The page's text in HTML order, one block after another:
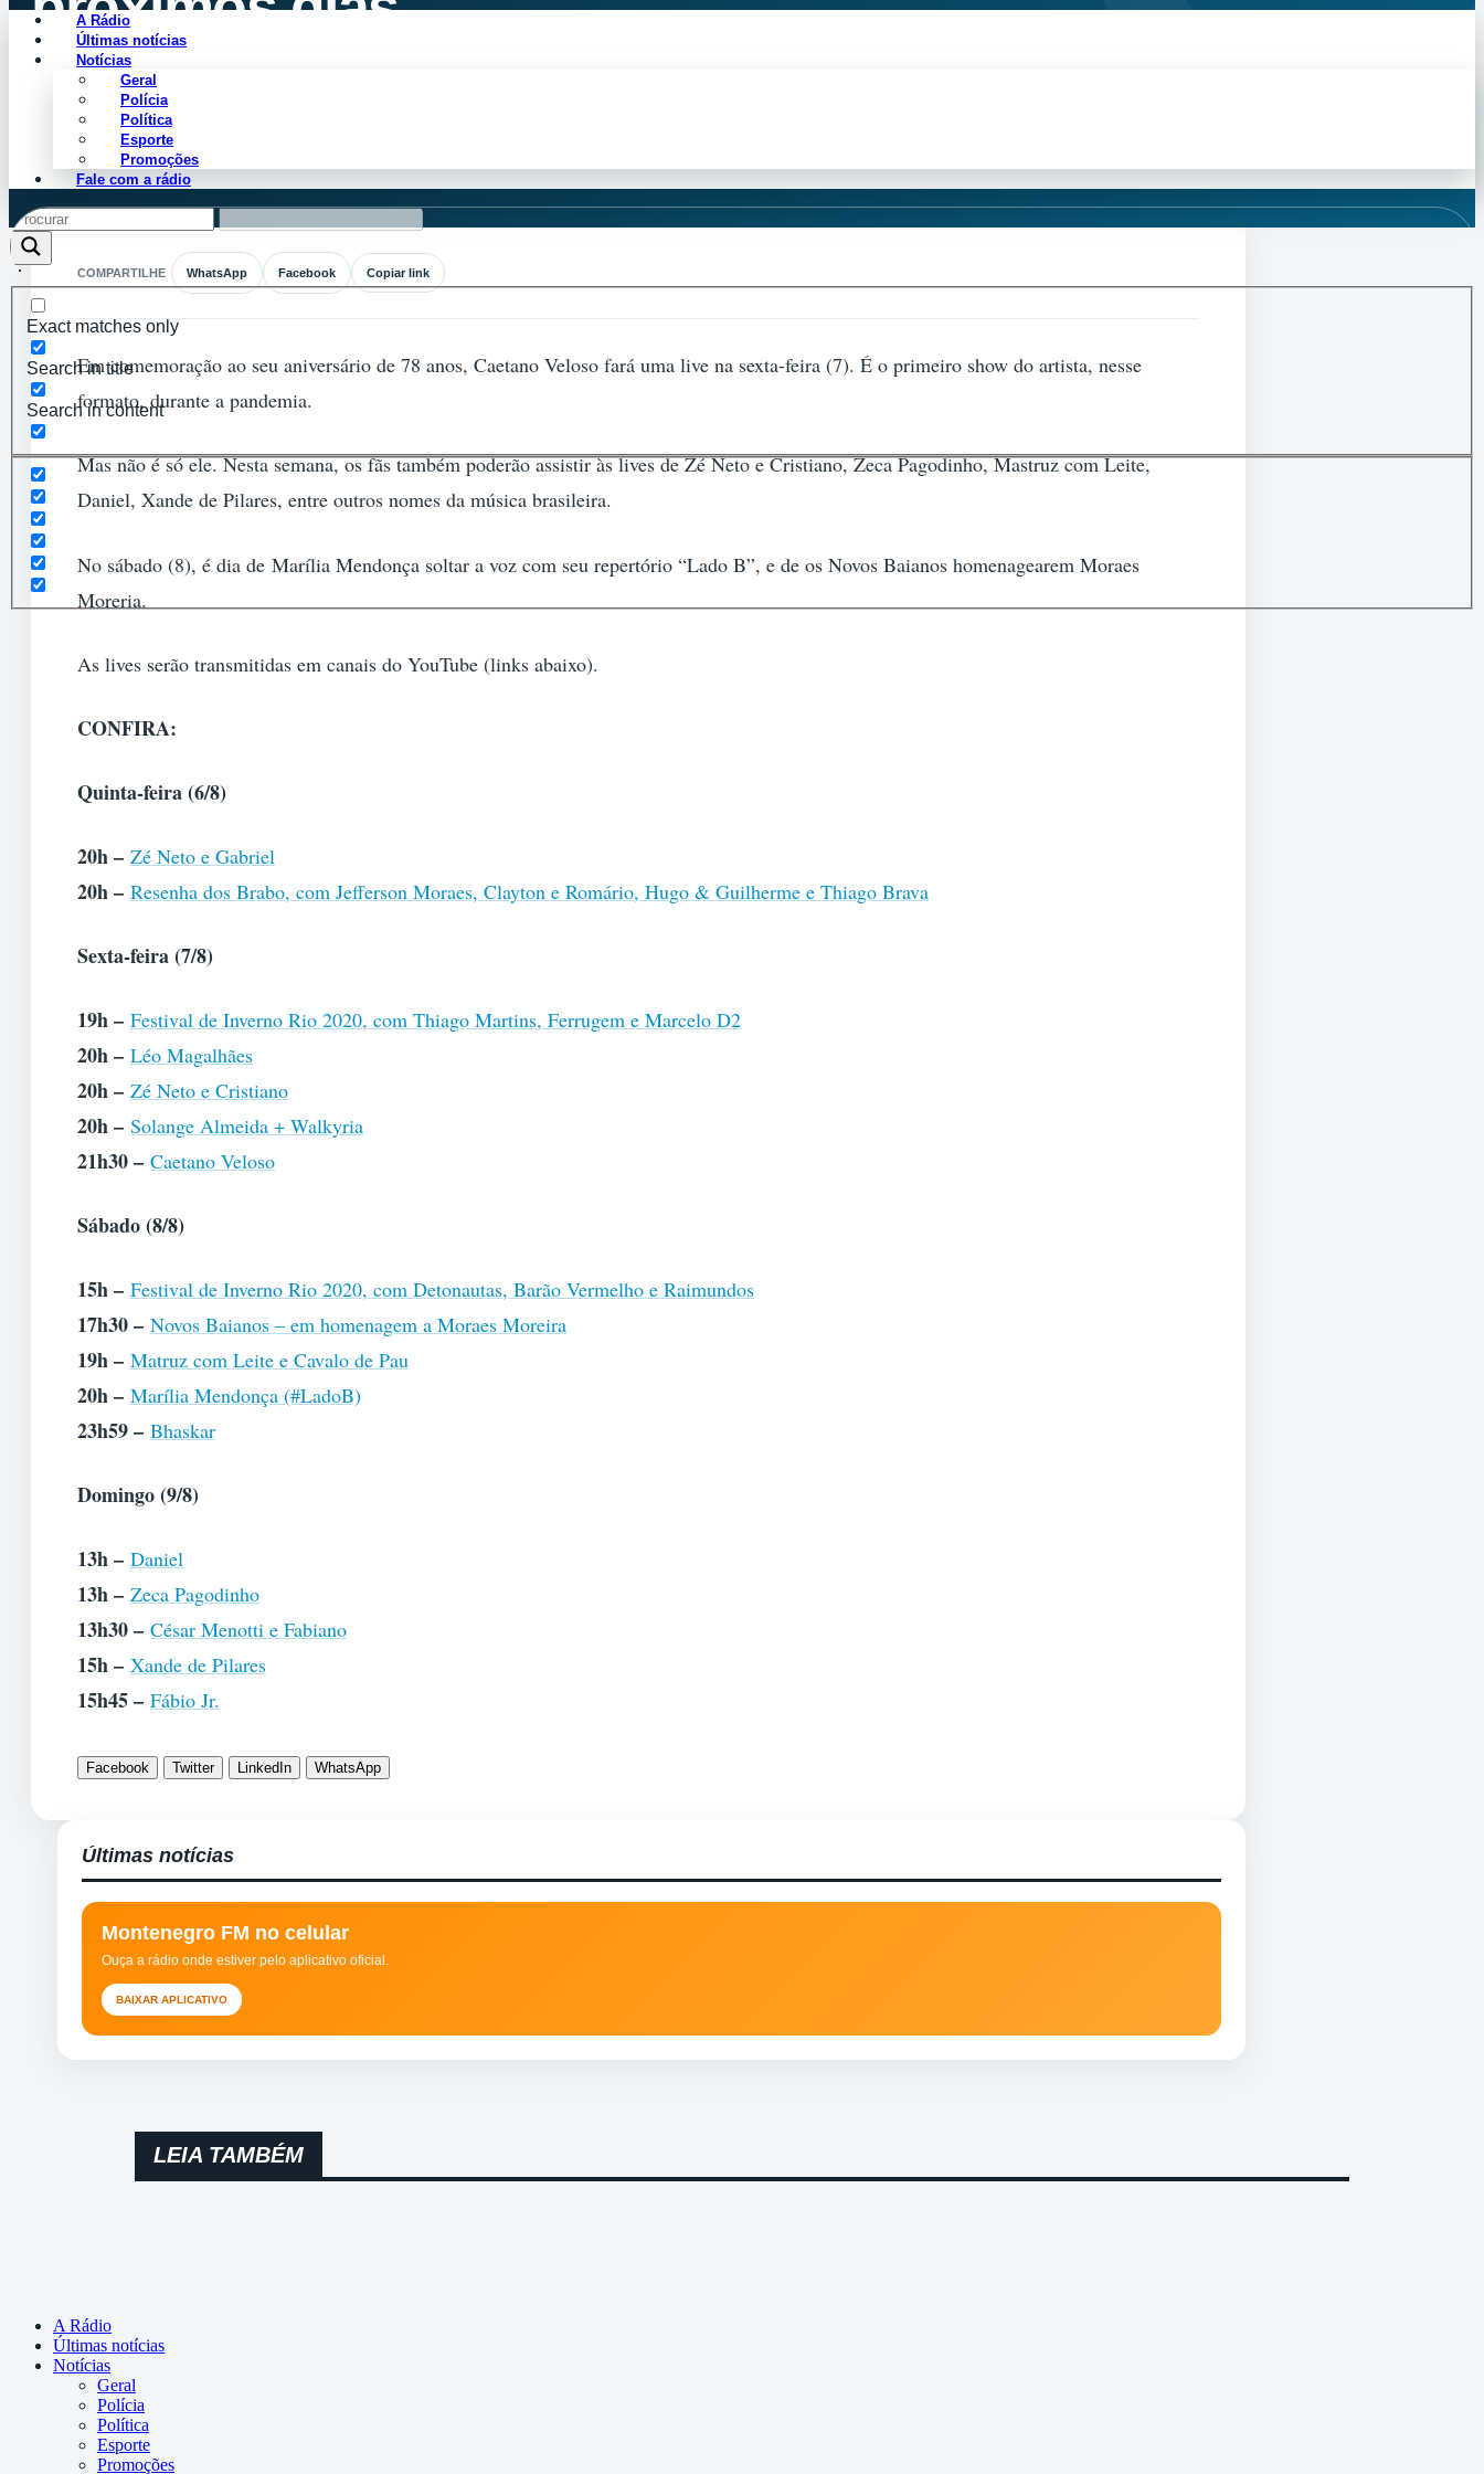
A Rádio
Últimas notícias
Notícias
Geral
Polícia
Política
Esporte
Promoções
Fale com a rádio
Exact matches only
Search in title
Search in content
Cleiton Perdiz
Agosto 6, 2020
COMPARTILHE WhatsApp Facebook Copiar link
Em comemoração ao seu aniversário de 78 anos, Caetano Veloso fará uma live na sexta-feira (7). É o primeiro show do artista, nesse
formato, durante a pandemia.
Mas não é só ele. Nesta semana, os fãs também poderão assistir às lives de Zé Neto e Cristiano, Zeca Pagodinho, Mastruz com Leite,
Daniel, Xande de Pilares, entre outros nomes da música brasileira.
No sábado (8), é dia de Marília Mendonça soltar a voz com seu repertório “Lado B”, e de os Novos Baianos homenagearem Moraes
Moreria.
As lives serão transmitidas em canais do YouTube (links abaixo).
CONFIRA:
Quinta-feira (6/8)
20h – Zé Neto e Gabriel
20h – Resenha dos Brabo, com Jefferson Moraes, Clayton e Romário, Hugo & Guilherme e Thiago Brava
Sexta-feira (7/8)
19h – Festival de Inverno Rio 2020, com Thiago Martins, Ferrugem e Marcelo D2
20h – Léo Magalhães
20h – Zé Neto e Cristiano
20h – Solange Almeida + Walkyria
21h30 – Caetano Veloso
Sábado (8/8)
15h – Festival de Inverno Rio 2020, com Detonautas, Barão Vermelho e Raimundos
17h30 – Novos Baianos – em homenagem a Moraes Moreira
19h – Matruz com Leite e Cavalo de Pau
20h – Marília Mendonça (#LadoB)
23h59 – Bhaskar
Domingo (9/8)
13h – Daniel
13h – Zeca Pagodinho
13h30 – César Menotti e Fabiano
15h – Xande de Pilares
15h45 – Fábio Jr.
Facebook Twitter LinkedIn WhatsApp
Últimas notícias
Montenegro FM no celular
Ouça a rádio onde estiver pelo aplicativo oficial.
BAIXAR APLICATIVO
LEIA TAMBÉM
A Rádio
Últimas notícias
Notícias
Geral
Polícia
Política
Esporte
Promoções